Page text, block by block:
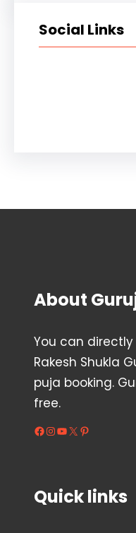
Social Links
About
You can
Rakesh Shukla
puja booking.
free.
Facebook InstagramYouTube X Pinterest
Quick links